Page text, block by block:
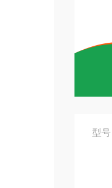
型